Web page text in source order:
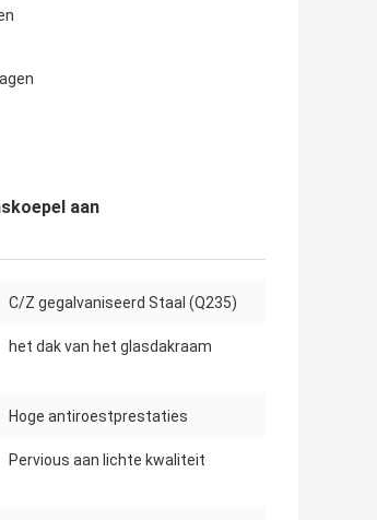
aan
C/Z gegalvaniseerd Staal (Q235)
het dak van het glasdakraam
Hoge antiroestprestaties
Pervious aan lichte kwaliteit